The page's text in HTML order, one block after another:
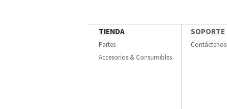
TIENDA
Partes
Accesorios & Consumibles
SOPORTE
Contáctenos